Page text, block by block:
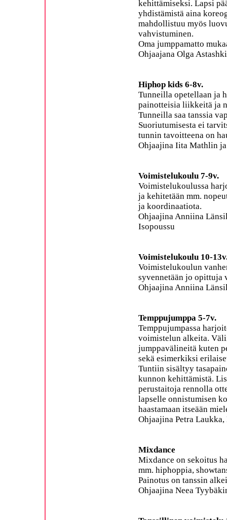
kehittämiseksi. Lapsi
yhdistämistä aina
mahdollistuu myös
vahvistuminen.
Oma jumppamatto
Ohjaajana Olga
Hiphop kids 6-8v.
Tunneilla opetellaan ja
painotteisia liikkeitä ja
Tunneilla saa tanssia
Suoriutumisesta ei
tunnin tavoitteena on
Ohjaajina Iita Mathlin
Voimistelukoulu 7-9v.
Voimistelukoulussa
ja kehitetään mm.
ja koordinaatiota.
Ohjaajina Anniina
Isopoussu
Voimistelukoulu 10-
Voimistelukoulun
syvennetään jo opittuja
Ohjaajina Anniina
Temppujumppa 5-7v.
Temppujumpassa
voimistelun alkeita.
jumppavälineitä kuten
sekä esimerkiksi
Tuntiin sisältyy
kunnon kehittämistä.
perustaitoja rennolla
lapselle onnistumisen
haastamaan itseään
Ohjaajina Petra
Mixdance
Mixdance on sekoitus
mm. hiphoppia,
Painotus on tanssin
Ohjaajina Neea